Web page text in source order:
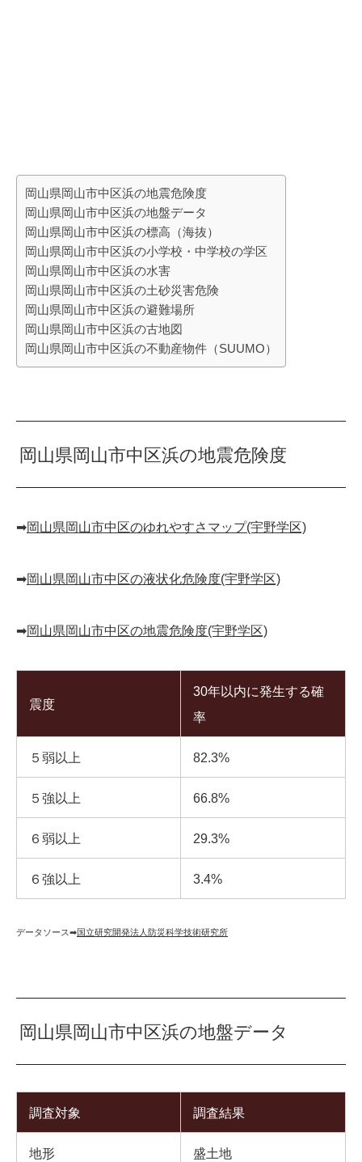
岡山県岡山市中区浜の地震危険度
岡山県岡山市中区浜の地盤データ
岡山県岡山市中区浜の標高（海抜）
岡山県岡山市中区浜の小学校・中学校の学区
岡山県岡山市中区浜の水害
岡山県岡山市中区浜の土砂災害危険
岡山県岡山市中区浜の避難場所
岡山県岡山市中区浜の古地図
岡山県岡山市中区浜の不動産物件（SUUMO）
岡山県岡山市中区浜の地震危険度
➡︎岡山県岡山市中区のゆれやすさマップ(宇野学区)
➡︎岡山県岡山市中区の液状化危険度(宇野学区)
➡︎岡山県岡山市中区の地震危険度(宇野学区)
震度
30年以内に発生する確
率
５弱以上 82.3%
５強以上 66.8%
６弱以上 29.3%
６強以上 3.4%
データソース➡︎国立研究開発法人防災科学技術研究所
岡山県岡山市中区浜の地盤データ
調査対象 調査結果
地形 盛土地